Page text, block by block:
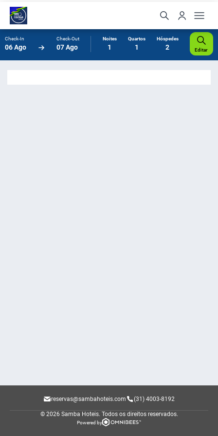
Check-In
06 Ago
Check-Out
07 Ago
Noites
1
Quartos
1
Hóspedes
2 Editar
reservas@sambahoteis.com (31) 4003-8192
© 2026 Samba Hoteis. Todos os direitos reservados.
Powered by